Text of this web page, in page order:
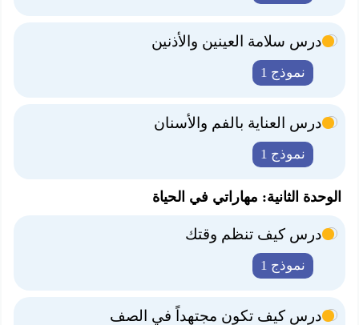
درس سلامة العينين والأذنين
نموذج 1
درس العناية بالفم والأسنان
نموذج 1
الوحدة الثانية: مهاراتي في الحياة
درس كيف تنظم وقتك
نموذج 1
درس كيف تكون مجتهداً في الصف